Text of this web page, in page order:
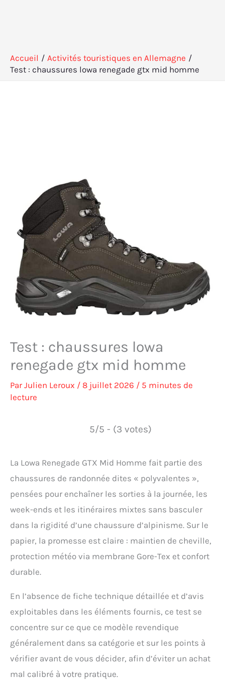
Accueil
Activités touristiques en Allemagne
Test : chaussures lowa renegade gtx mid homme
Test : chaussures lowa
renegade gtx mid homme
ParJulien Leroux / 8 juillet 2026 / 5 minutes de
lecture
5/5 - (3 votes)
La Lowa Renegade GTX Mid Homme fait partie des
chaussures de randonnée dites « polyvalentes »,
pensées pour enchaîner les sorties à la journée, les
week-ends et les itinéraires mixtes sans basculer
dans la rigidité d’une chaussure d’alpinisme. Sur le
papier, la promesse est claire : maintien de cheville,
protection météo via membrane Gore-Tex et confort
durable.
En l’absence de fiche technique détaillée et d’avis
exploitables dans les éléments fournis, ce test se
concentre sur ce que ce modèle revendique
généralement dans sa catégorie et sur les points à
vérifier avant de vous décider, afin d’éviter un achat
mal calibré à votre pratique.